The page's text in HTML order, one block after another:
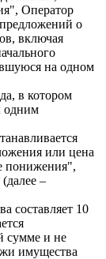
Оператор
о
включая
на одном
в котором
одним
или цена
понижения",
–
составляет 10
сумме и не
имущества